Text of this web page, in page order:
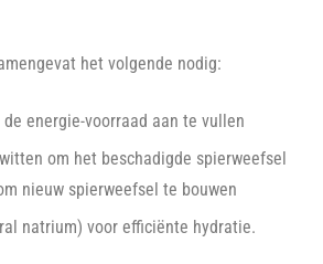
het volgende nodig:
energie-voorraad aan te vullen
om het beschadigde spierweefsel
nieuw spierweefsel te bouwen
natrium) voor efficiënte hydratie.